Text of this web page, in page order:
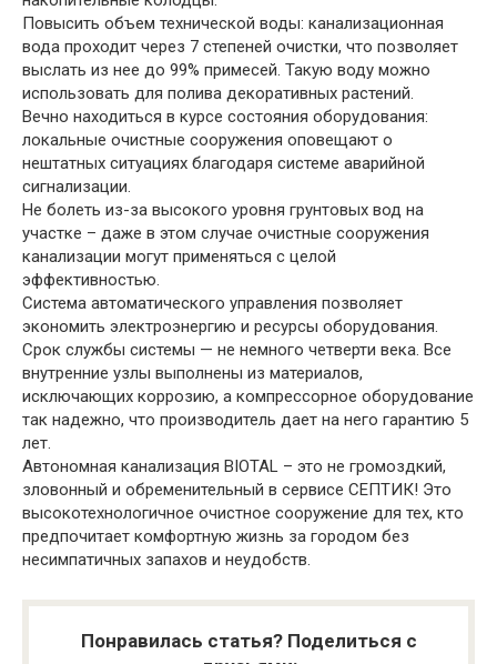
Повысить объем технической воды: канализационная
вода проходит через 7 степеней очистки, что позволяет
выслать из нее до 99% примесей. Такую воду можно
использовать для полива декоративных растений.
Вечно находиться в курсе состояния оборудования:
локальные очистные сооружения оповещают о
нештатных ситуациях благодаря системе аварийной
сигнализации.
Не болеть из-за высокого уровня грунтовых вод на
участке – даже в этом случае очистные сооружения
канализации могут применяться с целой
эффективностью.
Система автоматического управления позволяет
экономить электроэнергию и ресурсы оборудования.
Срок службы системы — не немного четверти века. Все
внутренние узлы выполнены из материалов,
исключающих коррозию, а компрессорное оборудование
так надежно, что производитель дает на него гарантию 5
лет.
Автономная канализация BIOTAL – это не громоздкий,
зловонный и обременительный в сервисе СЕПТИК! Это
высокотехнологичное очистное сооружение для тех, кто
предпочитает комфортную жизнь за городом без
несимпатичных запахов и неудобств.
Понравилась статья? Поделиться с